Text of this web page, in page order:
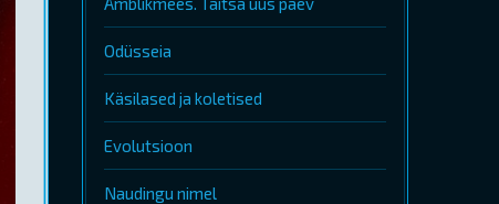
Odüsseia
Käsilased ja koletised
Evolutsioon
Naudingu nimel